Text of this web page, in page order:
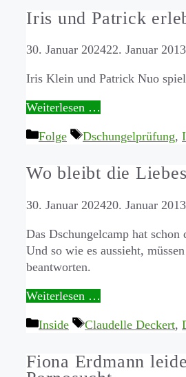
Iris und Patrick
30. Januar 202422. Januar 2013
Iris Klein und Patrick Nuo
Weiterlesen …
Kategorien
Folge Schlagwörter
Dschungelprüfung,
Wo bleibt die
30. Januar 202420. Januar 2013
Das Dschungelcamp hat
Und so wie es aussieht,
beantworten.
Weiterlesen …
Kategorien
Inside Schlagwörter
Claudelle Deckert,
Fiona Erdmann